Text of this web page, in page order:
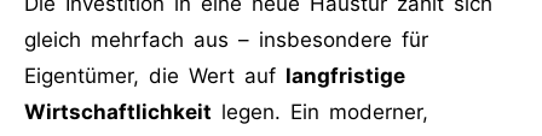
gleich mehrfach aus – insbesondere für
Eigentümer, die Wert auf langfristige
Wirtschaftlichkeit legen. Ein moderner,